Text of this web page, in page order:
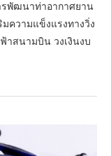
รพัฒนาท่าอากาศยาน
ความแข็งแรงทางวิ่ง
าสนามบิน วงเงินงบ